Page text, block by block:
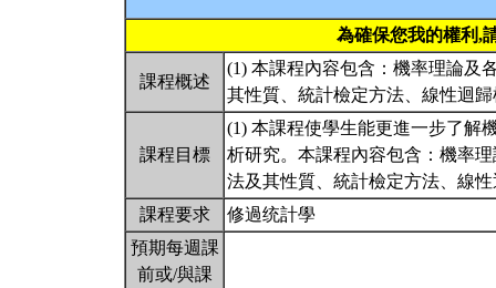
為確保您我的權利,
課程概述
(1) 本課程內容包含：機率理論及
其性質、統計檢定方法、線性迴
課程目標
(1) 本課程使學生能更進一步了解
析研究。本課程內容包含：機率
法及其性質、統計檢定方法、線
課程要求
修過统計學
預期每週課
前或/與課